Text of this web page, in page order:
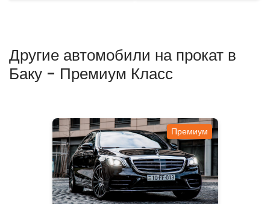
Другие автомобили на прокат в
Баку - Премиум Класс
Премиум